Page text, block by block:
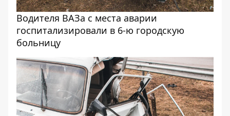
Водителя ВАЗа с места аварии
госпитализировали в 6-ю городскую
больницу